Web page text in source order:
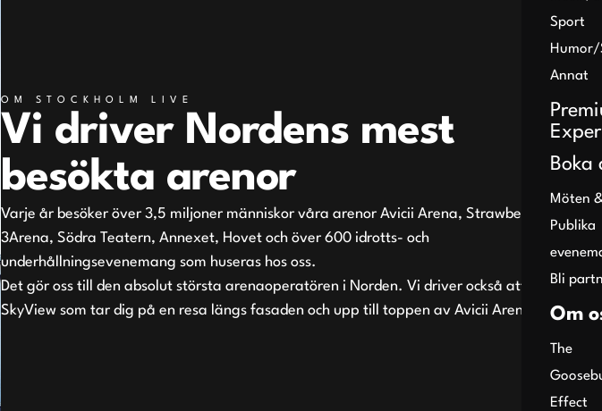
Sport
Annat
Boka
Möten
Publika
Bli
Om
The
Effect
OM STOCKHOLM LIVE
Vi driver Nordens mest
besökta arenor
Varje år besöker över 3,5 miljoner människor våra arenor Avicii Arena, Strawberry Arena,
3Arena, Södra Teatern, Annexet, Hovet och över 600 idrotts- och
underhållningsevenemang som huseras hos oss.
Det gör oss till den absolut största arenaoperatören i Norden. Vi driver också attraktionen
SkyView som tar dig på en resa längs fasaden och upp till toppen av Avicii Arena.